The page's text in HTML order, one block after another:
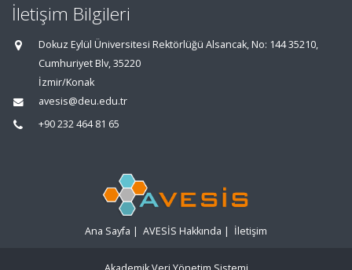
İletişim Bilgileri
Dokuz Eylül Üniversitesi Rektörlüğü Alsancak, No: 144 35210,
Cumhuriyet Blv, 35220
İzmir/Konak
avesis@deu.edu.tr
+90 232 464 81 65
Ana Sayfa | AVESİS Hakkında | İletişim